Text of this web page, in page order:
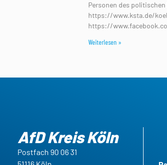
Personen des politischen
https://www.ksta.de/
https://
Weiterlesen »
AfD Kreis Köln
Postfach 90 06 31